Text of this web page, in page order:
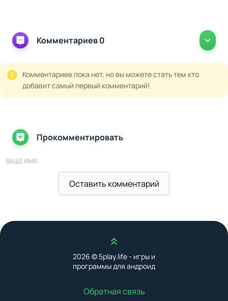
Комментариев 0
Комментариев пока нет, но вы можете стать тем кто
добавит самый первый комментарий!
Прокомментировать
ВАШЕ ИМЯ
Оставить комментарий
Наверх
2026 © 5play.life - игры и
программы для андроид
Обратная связь